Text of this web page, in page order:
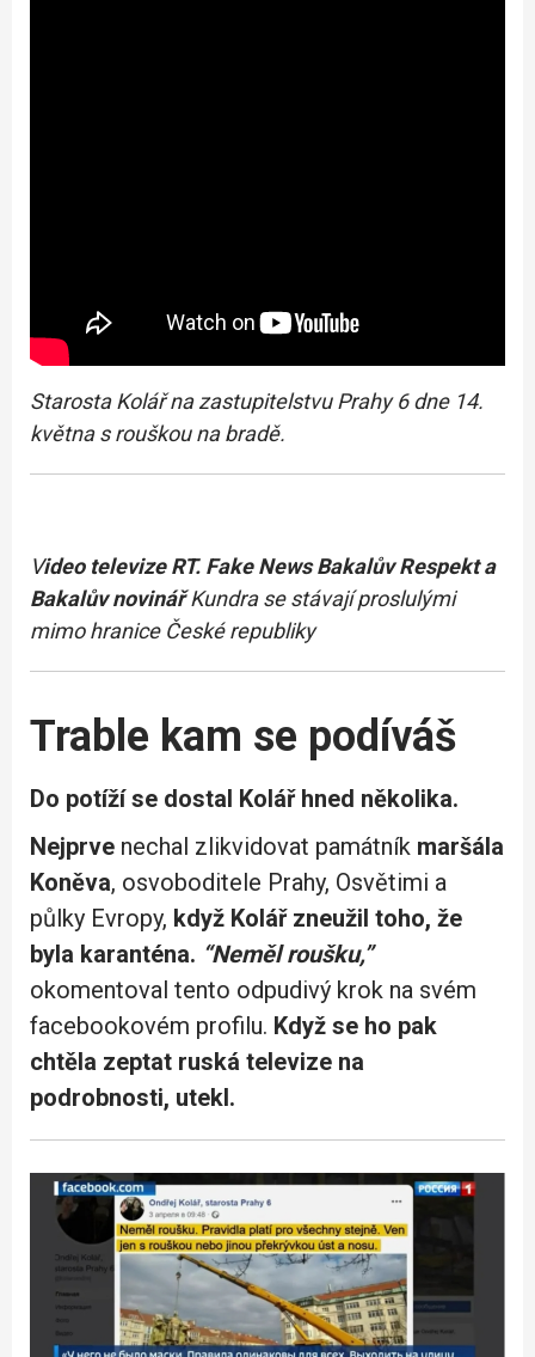
Starosta Kolář na zastupitelstvu Prahy 6 dne 14.
května s rouškou na bradě.
Video televize RT. Fake News Bakalův Respekt a
Bakalův novinářKundra se stávají proslulými
mimo hranice České republiky
Trable kam se podíváš
Do potíží se dostal Kolář hned několika.
Nejprve nechal zlikvidovat památník maršála
Koněva, osvoboditele Prahy, Osvětimi a
půlky Evropy, když Kolář zneužil toho, že
byla karanténa. “Neměl roušku,”
okomentoval tento odpudivý krok na svém
facebookovém profilu. Když se ho pak
chtěla zeptat ruská televize na
podrobnosti, utekl.